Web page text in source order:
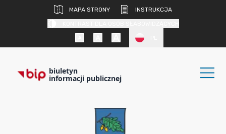
MAPA STRONY
INSTRUKCJA
biuletyn
informacji publicznej